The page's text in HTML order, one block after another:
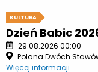
KULTURA
Dzień Babic
29.08.2026 00:00
Polana Dwóch
Więcej informacji